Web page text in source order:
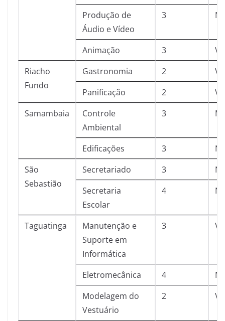
Produção de
Áudio e Vídeo
3
Animação 3
Riacho
Fundo
Gastronomia 2
Panificação
2
Samambaia
Controle
Ambiental
3
Edificações 3
São
Sebastião
Secretariado 3
Secretaria
Escolar
4
Taguatinga
Manutenção e
Suporte em
Informática
3
Eletromecânica 4
Modelagem do
Vestuário
2